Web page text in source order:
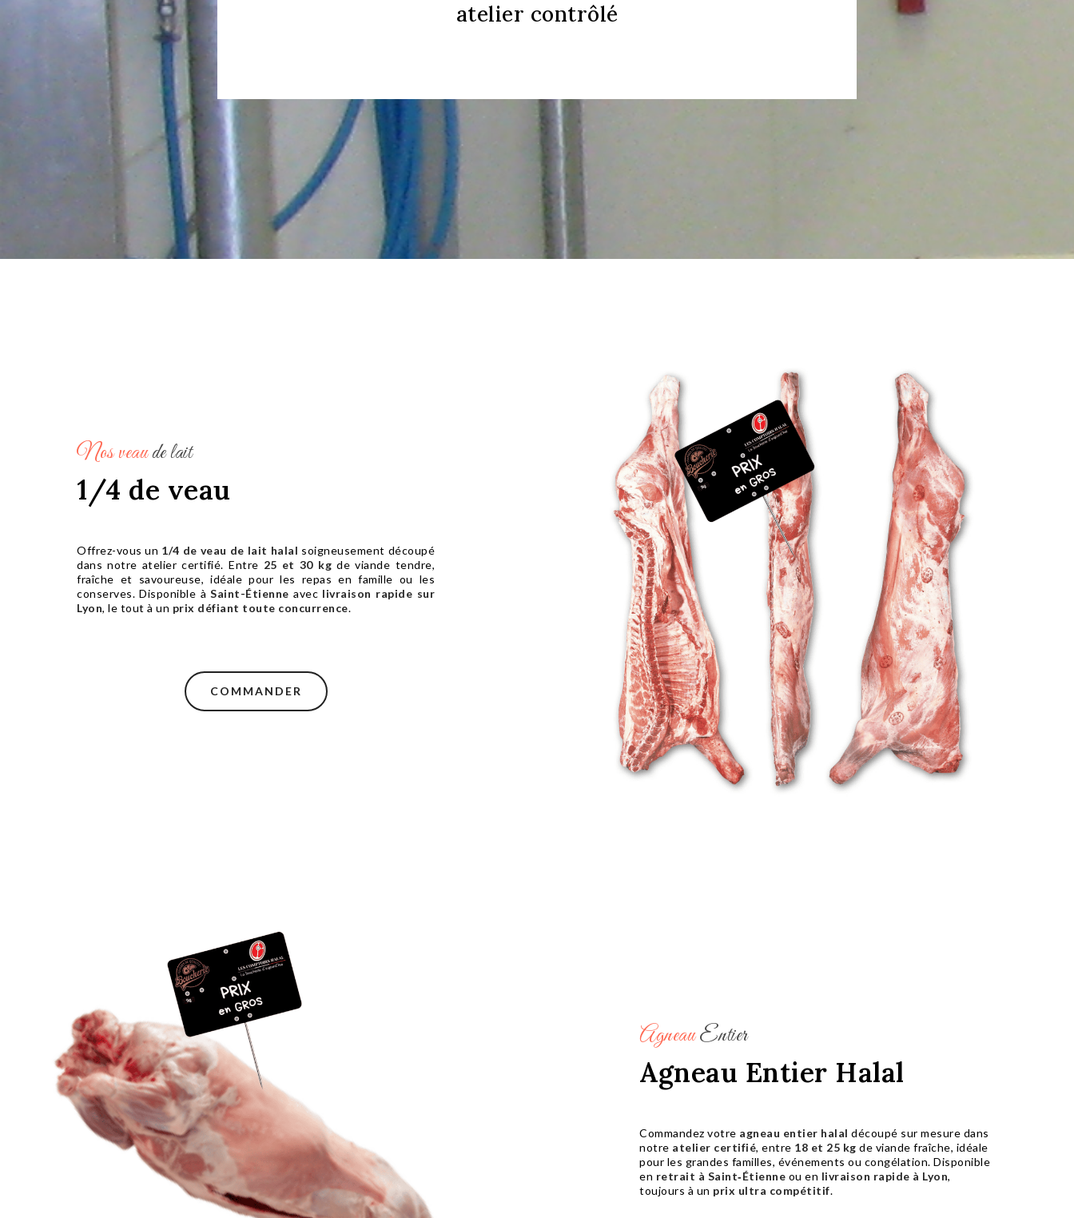
atelier contrôlé
Nos veaude lait
1/4 de veau
Offrez-vous un 1/4 de veau de lait halal soigneusement découpé
dans notre atelier certifié. Entre 25 et 30 kg de viande tendre,
fraîche et savoureuse, idéale pour les repas en famille ou les
conserves. Disponible àSaint-Étienne avec livraison rapide sur
Lyon, le tout à un prix défiant toute concurrence.
COMMANDER
AgneauEntier
Agneau Entier Halal
Commandez votre agneau entier halal découpé sur mesure dans
notre atelier certifié, entre 18 et 25 kg de viande fraîche, idéale
pour les grandes familles, événements ou congélation. Disponible
en retrait à Saint‑Étienne ou en livraison rapide à Lyon,
toujours à un prix ultra compétitif.